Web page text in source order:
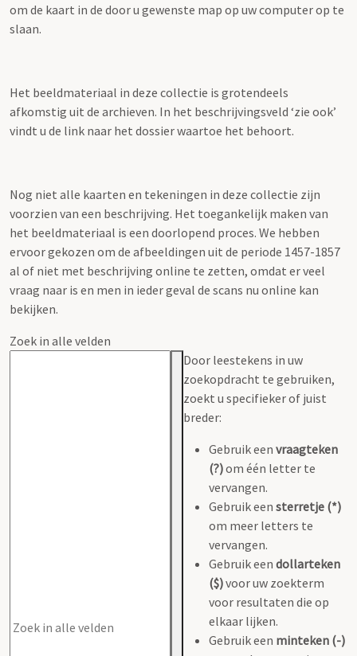
om de kaart in de door u gewenste map op uw computer op te
slaan.
Het beeldmateriaal in deze collectie is grotendeels
afkomstig uit de archieven. In het beschrijvingsveld ‘zie ook’
vindt u de link naar het dossier waartoe het behoort.
Nog niet alle kaarten en tekeningen in deze collectie zijn
voorzien van een beschrijving. Het toegankelijk maken van
het beeldmateriaal is een doorlopend proces. We hebben
ervoor gekozen om de afbeeldingen uit de periode 1457-1857
al of niet met beschrijving online te zetten, omdat er veel
vraag naar is en men in ieder geval de scans nu online kan
bekijken.
Zoek in alle velden
Door leestekens in uw
zoekopdracht te gebruiken,
zoekt u specifieker of juist
breder:
Gebruik een vraagteken
(?)om één letter te
vervangen.
Gebruik een sterretje (*)
om meer letters te
vervangen.
Gebruik een dollarteken
($)voor uw zoekterm
voor resultaten die op
elkaar lijken.
Gebruik een minteken (-)